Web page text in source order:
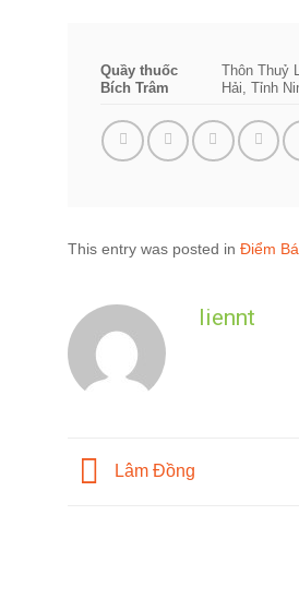
Quầy thuốc
Bích Trâm
Thôn
Hải, Tỉnh
This entry was posted in Điểm
liennt
Lâm Đồng